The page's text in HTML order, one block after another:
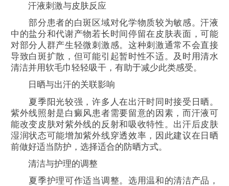
汗液刺激与皮肤反应
部分患者的白斑区域对化学物质较为敏感。汗液
中的盐分和代谢产物若长时间停留在皮肤表面，可能
对部分人群产生轻微刺激感。这种刺激通常不会直接
导致白斑扩散，但可能引起暂时性不适。及时用清水
清洁并用软毛巾轻轻吸干，有助于减少此类感受。
日晒与出汗的关联影响
夏季阳光较强，许多人在出汗时同时接受日晒。
紫外线照射是白癜风患者需要留意的因素，而汗液可
能改变皮肤对紫外线的反射和吸收特性。出汗后皮肤
湿润状态可能增加紫外线穿透效率，因此建议在日晒
前做好适当防护，选择适合的防晒方式。
清洁与护理的调整
夏季护理可作适当调整。选用温和的清洁产品，